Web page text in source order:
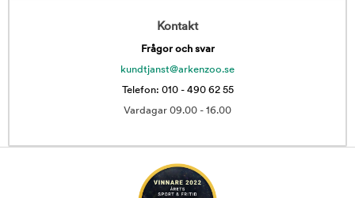
Kontakt
Frågor och svar
kundtjanst@arkenzoo.se
Telefon: 010 - 490 62 55
Vardagar 09.00 - 16.00